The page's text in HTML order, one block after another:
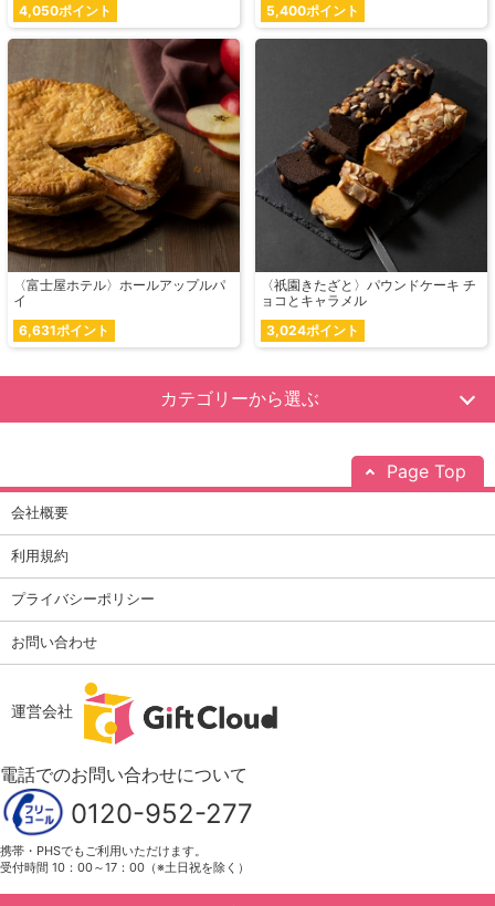
4,050ポイント
5,400ポイント
〈富士屋ホテル〉ホールアップルパ
イ
6,631ポイント
〈祇園きたざと〉パウンドケーキ チ
ョコとキャラメル
3,024ポイント
カテゴリーから選ぶ
Page Top
会社概要
利用規約
プライバシーポリシー
お問い合わせ
運営会社
電話でのお問い合わせについて
0120-952-277
携帯・PHSでもご利用いただけます。
受付時間 10：00～17：00（※土日祝を除く）